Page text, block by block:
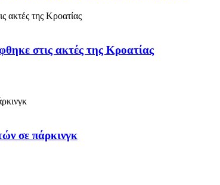
στις ακτές της Κροατίας
σε πάρκινγκ